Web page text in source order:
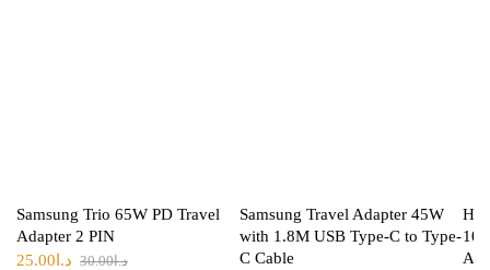
Samsung Trio 65W PD Travel
Adapter 2 PIN
د.ا30.00 د.ا 25.00
Samsung Travel Adapter 45W
with 1.8M USB Type-C to Type-
C Cable
10/